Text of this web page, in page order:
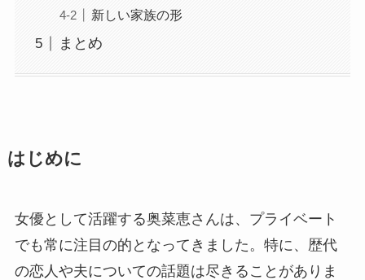
新しい家族の形
まとめ
はじめに
女優として活躍する奥菜恵さんは、プライベート
でも常に注目の的となってきました。特に、歴代
の恋人や夫についての話題は尽きることがありま